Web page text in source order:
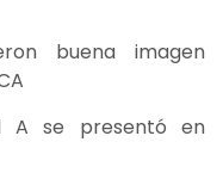
buena imagen
A se presentó en